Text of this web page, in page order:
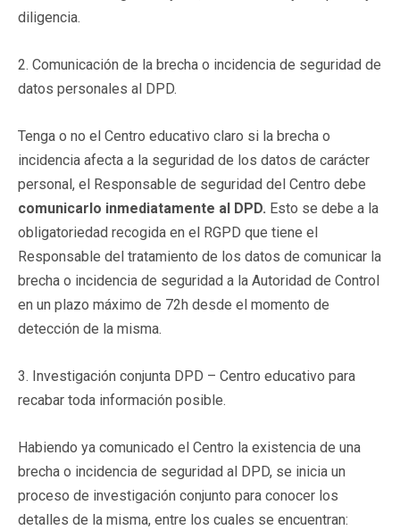
diligencia.
2. Comunicación de la brecha o incidencia de seguridad de
datos personales al DPD.
Tenga o no el Centro educativo claro si la brecha o
incidencia afecta a la seguridad de los datos de carácter
personal, el Responsable de seguridad del Centro debe
comunicarlo inmediatamente al DPD. Esto se debe a la
obligatoriedad recogida en el RGPD que tiene el
Responsable del tratamiento de los datos de comunicar la
brecha o incidencia de seguridad a la Autoridad de Control
en un plazo máximo de 72h desde el momento de
detección de la misma.
3. Investigación conjunta DPD – Centro educativo para
recabar toda información posible.
Habiendo ya comunicado el Centro la existencia de una
brecha o incidencia de seguridad al DPD, se inicia un
proceso de investigación conjunto para conocer los
detalles de la misma, entre los cuales se encuentran: